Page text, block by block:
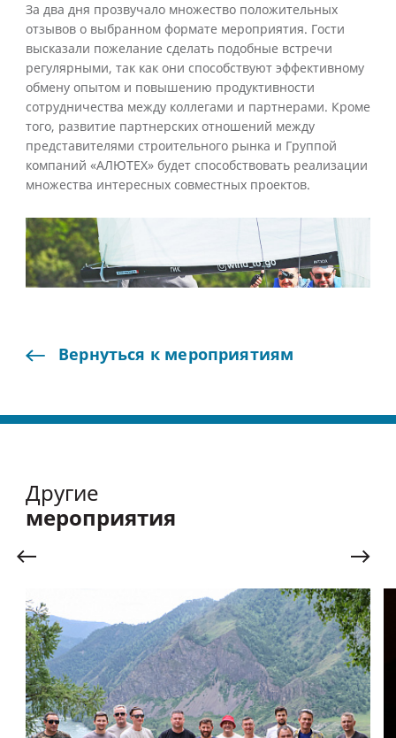
За два дня прозвучало множество положительных
отзывов о выбранном формате мероприятия. Гости
высказали пожелание сделать подобные встречи
регулярными, так как они способствуют эффективному
обмену опытом и повышению продуктивности
сотрудничества между коллегами и партнерами. Кроме
того, развитие партнерских отношений между
представителями строительного рынка и Группой
компаний «АЛЮТЕХ» будет способствовать реализации
множества интересных совместных проектов.
1 / 9
Вернуться к мероприятиям
Другие
мероприятия